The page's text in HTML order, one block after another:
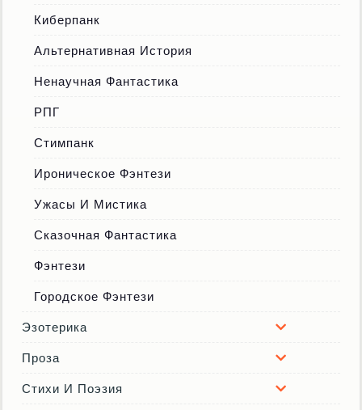
Киберпанк
Альтернативная История
Ненаучная Фантастика
РПГ
Стимпанк
Ироническое Фэнтези
Ужасы И Мистика
Сказочная Фантастика
Фэнтези
Городское Фэнтези
Эзотерика
Проза
Стихи И Поэзия